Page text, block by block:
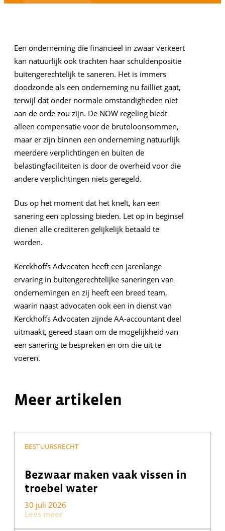
Een onderneming die financieel in zwaar verkeert
kan natuurlijk ook trachten haar schuldenpositie
buitengerechtelijk te saneren. Het is immers
doodzonde als een onderneming nu failliet gaat,
terwijl dat onder normale omstandigheden niet
aan de orde zou zijn. De NOW regeling biedt
alleen compensatie voor de brutoloonsommen,
maar er zijn binnen een onderneming natuurlijk
meerdere verplichtingen en buiten de
belastingfaciliteiten is door de overheid voor die
andere verplichtingen niets geregeld.
Dus op het moment dat het knelt, kan een
sanering een oplossing bieden. Let op in beginsel
dienen alle crediteren gelijkelijk betaald te
worden.
Kerckhoffs Advocaten heeft een jarenlange
ervaring in buitengerechtelijke saneringen van
ondernemingen en zij heeft een breed team,
waarin naast advocaten ook een in dienst van
Kerckhoffs Advocaten zijnde AA-accountant deel
uitmaakt, gereed staan om de mogelijkheid van
een sanering te bespreken en om die uit te
voeren.
Meer artikelen
BESTUURSRECHT
Bezwaar maken vaak vissen in
troebel water
30 juli 2026
Lees meer